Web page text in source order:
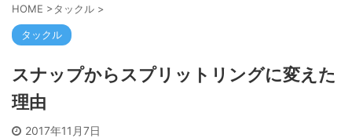
HOME >タックル >
タックル
スナップからスプリットリングに変えた
理由
2017年11月7日